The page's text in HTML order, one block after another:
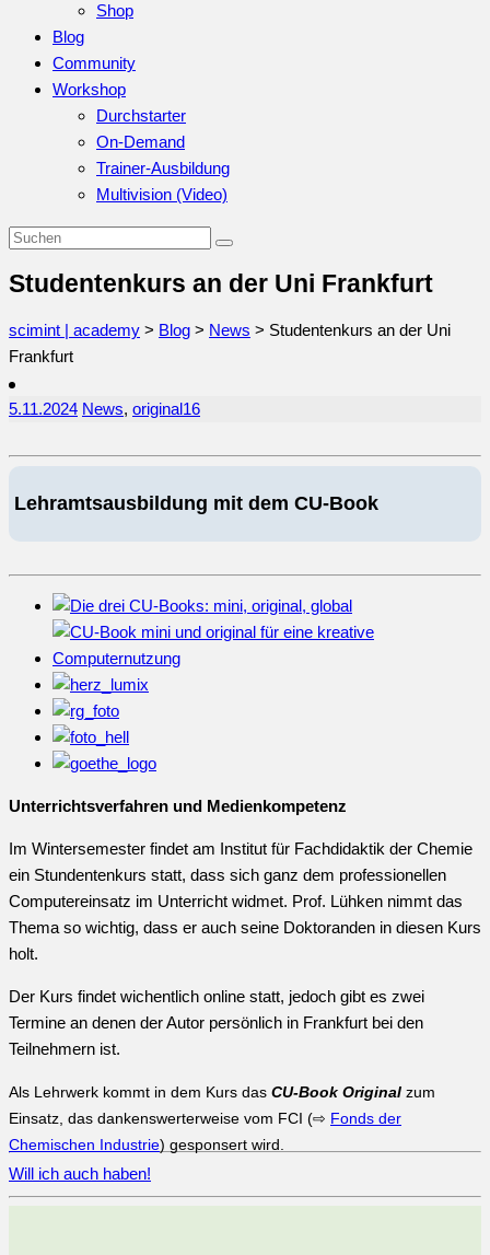
Shop
Blog
Community
Workshop
Durchstarter
On-Demand
Trainer-Ausbildung
Multivision (Video)
Studentenkurs an der Uni Frankfurt
scimint | academy > Blog > News > Studentenkurs an der Uni
Frankfurt
5.11.2024 News, original16
Lehramtsausbildung mit dem CU-Book
Unterrichtsverfahren und Medienkompetenz
Im Wintersemester findet am Institut für Fachdidaktik der Chemie
ein Stundentenkurs statt, dass sich ganz dem professionellen
Computereinsatz im Unterricht widmet. Prof. Lühken nimmt das
Thema so wichtig, dass er auch seine Doktoranden in diesen Kurs
holt.
Der Kurs findet wichentlich online statt, jedoch gibt es zwei
Termine an denen der Autor persönlich in Frankfurt bei den
Teilnehmern ist.
Als Lehrwerk kommt in dem Kurs das CU-Book Original zum
Einsatz, das dankenswerterweise vom FCI (⇨ Fonds der
Chemischen Industrie) gesponsert wird.
Will ich auch haben!